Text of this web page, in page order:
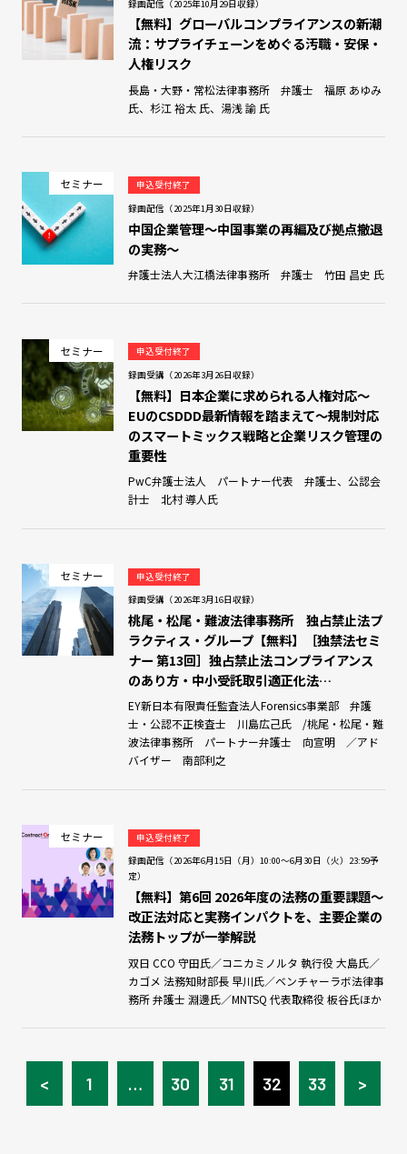
録画配信（2025年10月29日収録）
【無料】グローバルコンプライアンスの新潮
流：サプライチェーンをめぐる汚職・安保・
人権リスク
長島・大野・常松法律事務所 弁護士 福原 あゆみ
氏、杉江 裕太 氏、湯浅 諭 氏
セミナー
申込受付終了
録画配信（2025年1月30日収録）
中国企業管理～中国事業の再編及び拠点撤退
の実務～
弁護士法人大江橋法律事務所 弁護士 竹田 昌史 氏
セミナー
申込受付終了
録画受講（2026年3月26日収録）
【無料】日本企業に求められる人権対応～
EUのCSDDD最新情報を踏まえて～規制対応
のスマートミックス戦略と企業リスク管理の
重要性
PwC弁護士法人 パートナー代表 弁護士、公認会
計士 北村 導人氏
セミナー
申込受付終了
録画受講（2026年3月16日収録）
桃尾・松尾・難波法律事務所 独占禁止法プ
ラクティス・グループ【無料】［独禁法セミ
ナー 第13回］独占禁止法コンプライアンス
のあり方・中小受託取引適正化法…
EY新日本有限責任監査法人Forensics事業部 弁護
士・公認不正検査士 川島広己氏 /桃尾・松尾・難
波法律事務所 パートナー弁護士 向宣明 ／アド
バイザー 南部利之
セミナー
申込受付終了
録画配信（2026年6月15日（月）10:00～6月30日（火）23:59予
定）
【無料】第6回 2026年度の法務の重要課題～
改正法対応と実務インパクトを、主要企業の
法務トップが一挙解説
双日 CCO 守田氏／コニカミノルタ 執行役 大島氏／
カゴメ 法務知財部長 早川氏／ベンチャーラボ法律事
務所 弁護士 淵邊氏／MNTSQ 代表取締役 板谷氏ほか
< 1 … 30 31 32 33 >